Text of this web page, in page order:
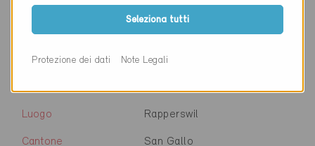
AG
Luogo Rapperswil
Cantone San Gallo
Seleziona tutti
Protezione dei dati Note Legali